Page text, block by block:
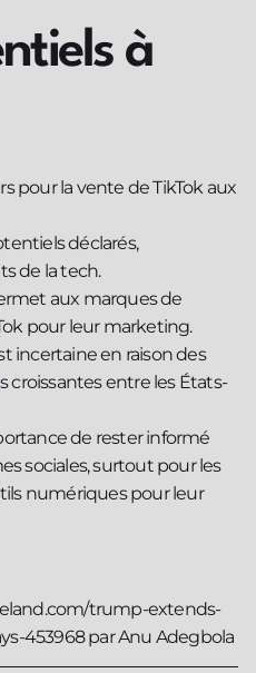
à
pour la vente de TikTok aux
déclarés,
de la tech.
aux marques de
pour leur marketing.
incertaine en raison des
croissantes entre les États-
de rester informé
sociales, surtout pour les
numériques pour leur
trump-extends-
453968 par Anu Adegbola